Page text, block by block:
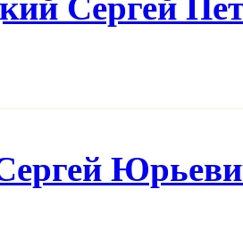
Сергей